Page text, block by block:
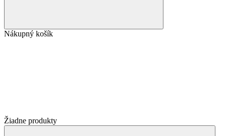
Nákupný košík
Žiadne produkty